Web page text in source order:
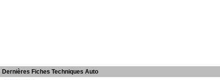
Dernières Fiches Techniques Auto